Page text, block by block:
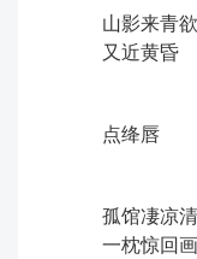
山影来青
又近黄昏
点绛唇
孤馆凄凉
一枕惊回